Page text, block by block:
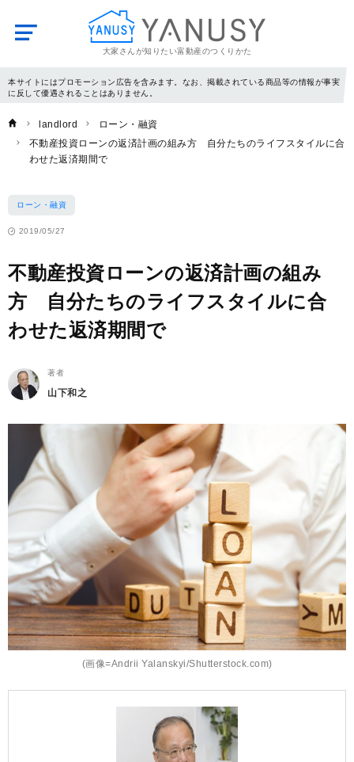
大家さんが知りたい富動産のつくりかた
YANUSY
本サイトにはプロモーション広告を含みます。なお、掲載されている商品等の情報が事実
に反して優遇されることはありません。
landlord
ローン・融資
不動産投資ローンの返済計画の組み方 自分たちのライフスタイルに合
わせた返済期間で
ローン・融資
2019/05/27
不動産投資ローンの返済計画の組み
方 自分たちのライフスタイルに合
わせた返済期間で
著者
山下和之
(画像=Andrii Yalanskyi/Shutterstock.com)